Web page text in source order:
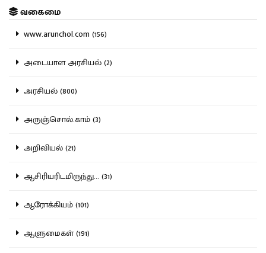
வகைமை
www.arunchol.com (156)
அடையாள அரசியல் (2)
அரசியல் (800)
அருஞ்சொல்.காம் (3)
அறிவியல் (21)
ஆசிரியரிடமிருந்து... (31)
ஆரோக்கியம் (101)
ஆளுமைகள் (191)